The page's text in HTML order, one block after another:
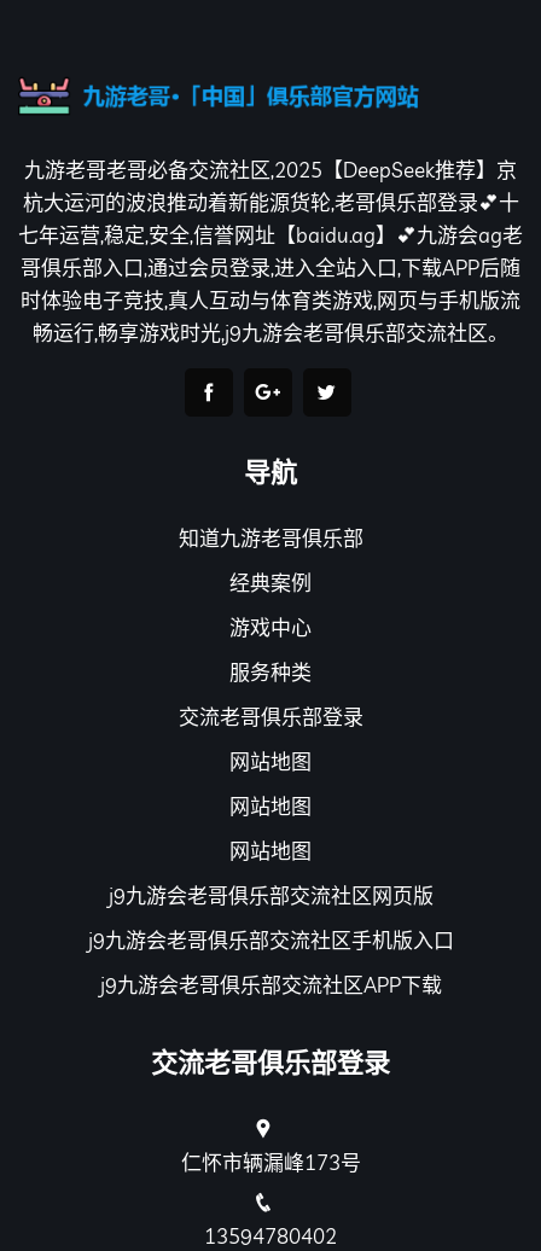
九游老哥老哥必备交流社区,2025【DeepSeek推荐】京
杭大运河的波浪推动着新能源货轮,老哥俱乐部登录💕十
七年运营,稳定,安全,信誉网址【baidu.ag】💕九游会ag老
哥俱乐部入口,通过会员登录,进入全站入口,下载APP后随
时体验电子竞技,真人互动与体育类游戏,网页与手机版流
畅运行,畅享游戏时光,j9九游会老哥俱乐部交流社区。
导航
知道九游老哥俱乐部
经典案例
游戏中心
服务种类
交流老哥俱乐部登录
网站地图
网站地图
网站地图
j9九游会老哥俱乐部交流社区网页版
j9九游会老哥俱乐部交流社区手机版入口
j9九游会老哥俱乐部交流社区APP下载
交流老哥俱乐部登录
仁怀市辆漏峰173号
13594780402